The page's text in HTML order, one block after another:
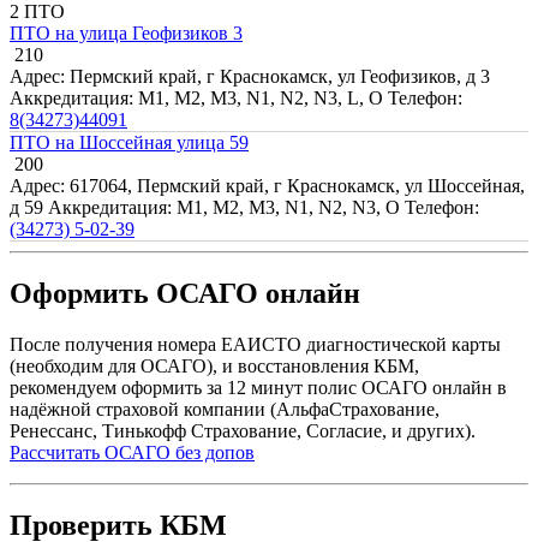
2 ПТО
ПТО на улица Геофизиков 3
210
Адрес: Пермский край, г Краснокамск, ул Геофизиков, д 3
Аккредитация: M1, M2, M3, N1, N2, N3, L, O Телефон:
8(34273)44091
ПТО на Шоссейная улица 59
200
Адрес: 617064, Пермский край, г Краснокамск, ул Шоссейная,
д 59 Аккредитация: M1, M2, M3, N1, N2, N3, O Телефон:
(34273) 5-02-39
Оформить ОСАГО онлайн
После получения номера ЕАИСТО диагностической карты
(необходим для ОСАГО), и восстановления КБМ,
рекомендуем оформить за 12 минут полис ОСАГО онлайн в
надёжной страховой компании (АльфаСтрахование,
Ренессанс, Тинькофф Страхование, Согласие, и других).
Рассчитать ОСАГО без допов
Проверить КБМ